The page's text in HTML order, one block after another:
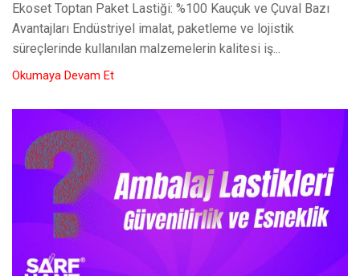
Ekoset Toptan Paket Lastiği: %100 Kauçuk ve Çuval Bazı
Avantajları Endüstriyel imalat, paketleme ve lojistik
süreçlerinde kullanılan malzemelerin kalitesi iş...
Okumaya Devam Et